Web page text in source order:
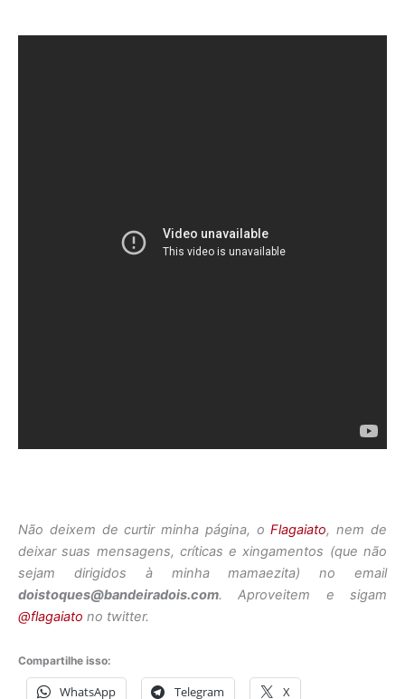
Não deixem de curtir minha página, oFlagaiato, nem de
deixar suas mensagens, críticas e xingamentos (que não
sejam dirigidos à minha mamaezita) no email
doistoques@bandeiradois.com. Aproveitem e sigam
@flagaiato no twitter.
Compartilhe isso:
WhatsApp Telegram X